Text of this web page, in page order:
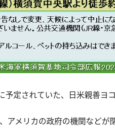
予定されていた、日米親善ヨ
アメリカの政府の機関などが